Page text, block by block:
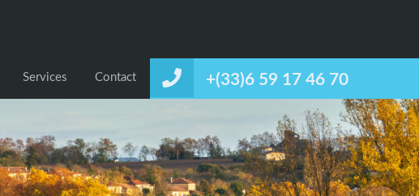
+(33)6 59 17 46 70
Services Contact